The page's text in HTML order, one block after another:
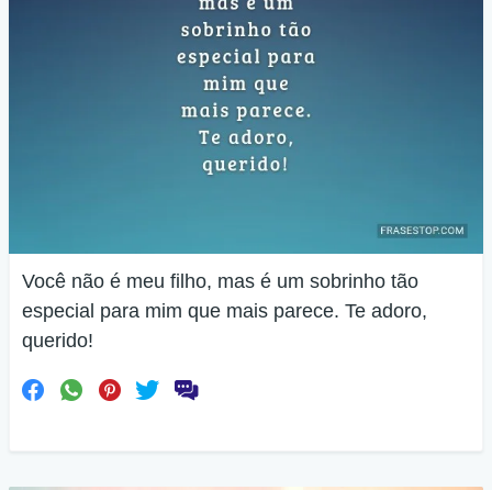
Você não é meu filho, mas é um sobrinho tão
especial para mim que mais parece. Te adoro,
querido!